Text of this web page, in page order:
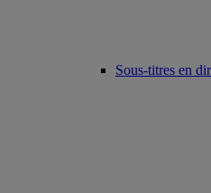
Sous-titres en